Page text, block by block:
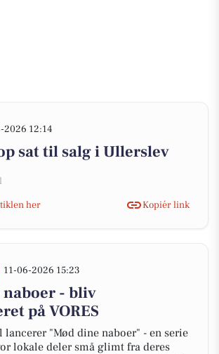
2026 12:14
sat til salg i Ullerslev
her
Kopiér link
11-06-2026 15:23
naboer - bliv
på VORES
lancerer "Mød dine naboer" - en serie
lokale deler små glimt fra deres